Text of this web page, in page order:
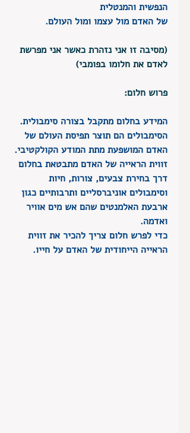
הנפשית והמנטלית
של האדם מול עצמו ומול העולם.
(מסיבה זו אני נזהרת כאשר אני מפרשת
לאדם את חלומו בפומבי)
פרוש חלום:
המידע בחלום מתקבל בצורה סימבולית.
הסימבולים הם תוצר תפיסת העולם של
האדם המושפעת מתת המודע הקולקטיבי.
זווית הראייה של האדם מתבטאת בחלום
דרך בחירת צבעים, צורות, חיות
וסימבולים אוניברסליים ותרבותיים כגון
ארבעת האלמנטים שהם אש מים אוויר
ואדמה.
כדי לפרש חלום צריך להכיר את זווית
הראייה הייחודית של האדם על חייו.